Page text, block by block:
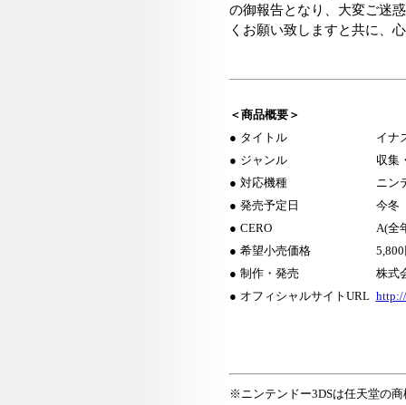
の御報告となり、大変ご迷
くお願い致しますと共に、
＜商品概要＞
● タイトル
イナ
● ジャンル
収集
● 対応機種
ニン
● 発売予定日
今冬
● CERO
A(全
● 希望小売価格
● 制作・発売
株式
● オフィシャルサイトURL
※ニンテンドー3DSは任天堂の商